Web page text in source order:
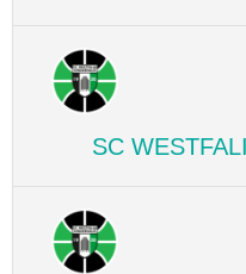
SC